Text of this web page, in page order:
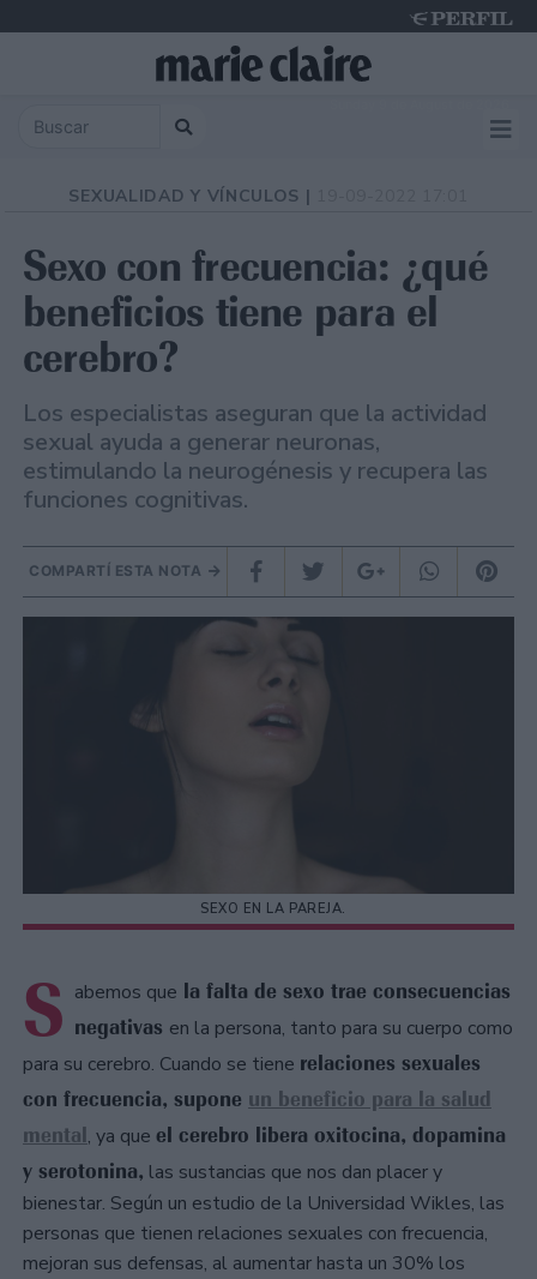
SEXUALIDAD Y VÍNCULOS |
Sexo con frecuencia: ¿qué
beneficios tiene para el
cerebro?
Los especialistas aseguran que la actividad
sexual ayuda a generar neuronas,
estimulando la neurogénesis y recupera las
funciones cognitivas.
COMPARTÍ ESTA NOTA
SEXO EN LA PAREJA.
S abemos que la falta de sexo trae consecuencias
negativas en la persona, tanto para su cuerpo como
para su cerebro. Cuando se tiene relaciones sexuales
con frecuencia, supone un beneficio para la salud
mental, ya que el cerebro libera oxitocina, dopamina
y serotonina, las sustancias que nos dan placer y
bienestar. Según un estudio de la Universidad Wikles, las
personas que tienen relaciones sexuales con frecuencia,
mejoran sus defensas, al aumentar hasta un 30% los